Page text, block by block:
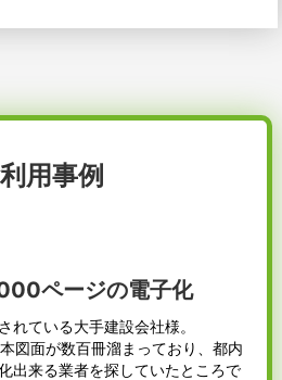
用事例
ページの電子化
れている大手建設会社様。
図面が数百冊溜まっており、都内
出来る業者を探していたところで